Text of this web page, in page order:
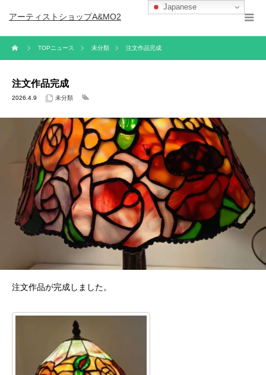
アーティストショップA&MO2
TOPニュース 未分類 注文作品完成
注文作品完成
2026.4.9 未分類
注文作品が完成しました。
Japanese